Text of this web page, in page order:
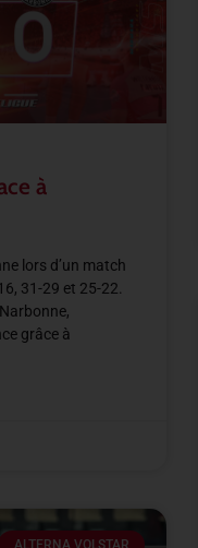
à
lors d’un match
31-29 et 25-22.
grâce à
ALTERNA VOLSTAR